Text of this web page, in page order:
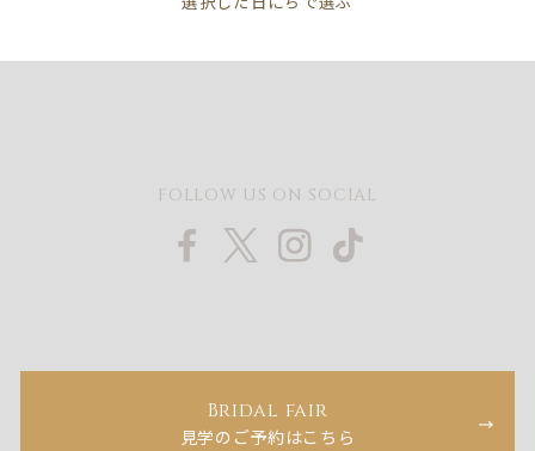
FOLLOW US ON SOCIAL
Bridal fair
見学のご予約はこちら